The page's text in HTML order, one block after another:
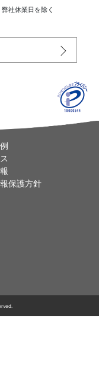
社休業日を除く
保護方針